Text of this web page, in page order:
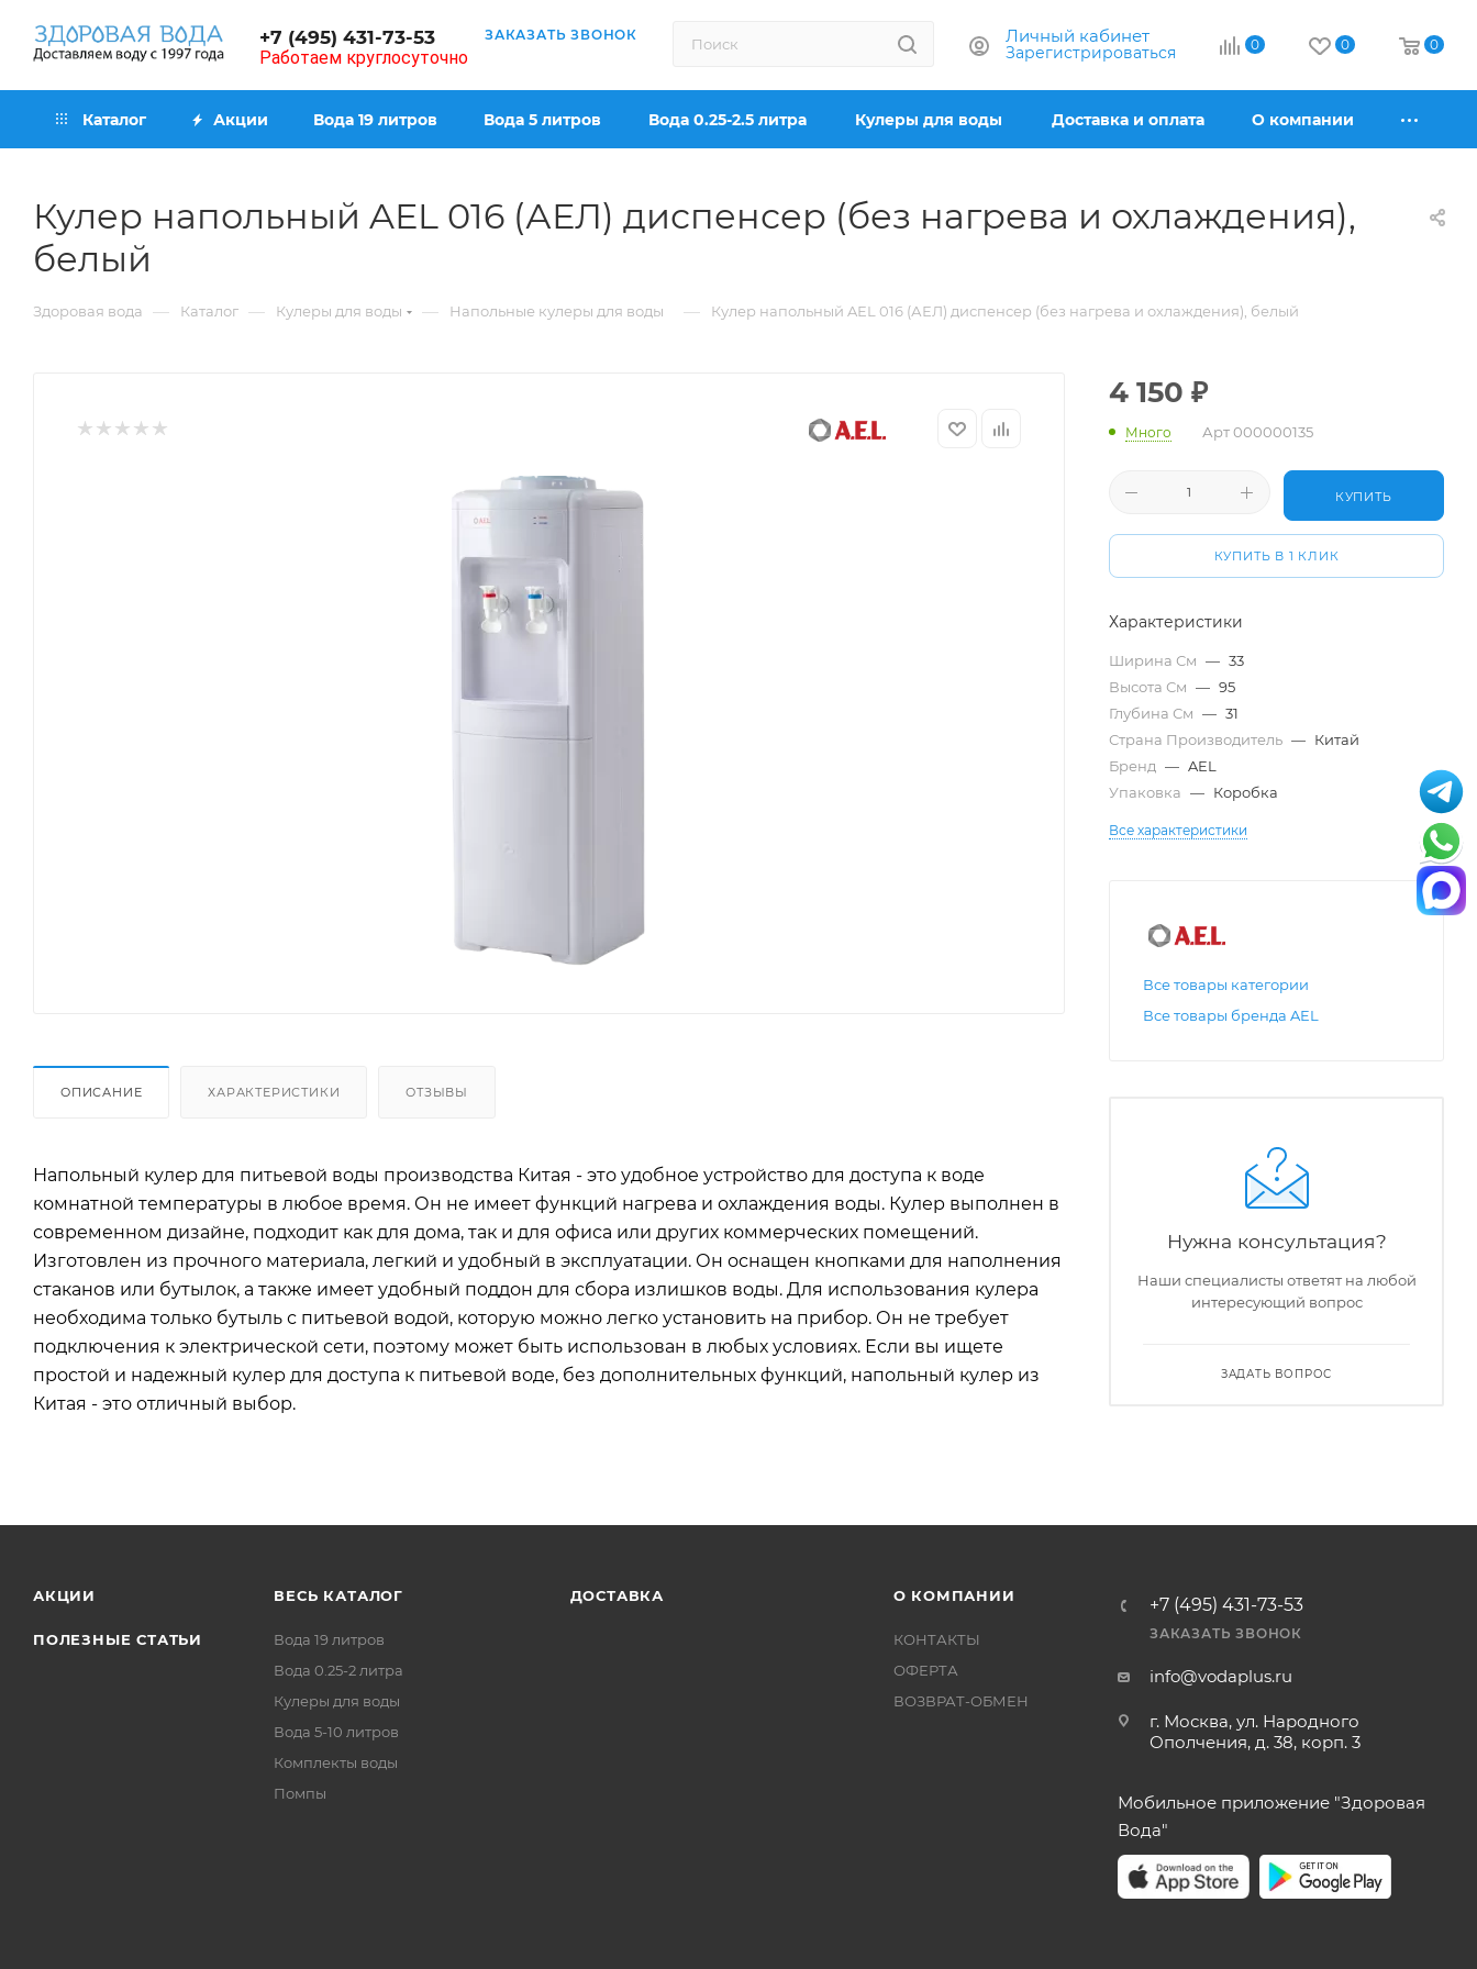
+7 (495) 431-73-53
Работаем круглосуточно
ЗАКАЗАТЬ ЗВОНОК Личный кабинет
Зарегистрироваться 0 0 0
Каталог Акции Вода 19 литров Вода 5 литров Вода 0.25-2.5 литра Кулеры для воды Доставка и оплата О компании
Кулер напольный AЕL 016 (АЕЛ) диспенсер (без нагрева и охлаждения),
белый
Здоровая вода — Каталог — Кулеры для воды — Напольные кулеры для воды — Кулер напольный AЕL 016 (АЕЛ) диспенсер (без нагрева и охлаждения), белый
ОПИСАНИЕ ХАРАКТЕРИСТИКИ ОТЗЫВЫ
Напольный кулер для питьевой воды производства Китая - это удобное устройство для доступа к воде
комнатной температуры в любое время. Он не имеет функций нагрева и охлаждения воды. Кулер выполнен в
современном дизайне, подходит как для дома, так и для офиса или других коммерческих помещений.
Изготовлен из прочного материала, легкий и удобный в эксплуатации. Он оснащен кнопками для наполнения
стаканов или бутылок, а также имеет удобный поддон для сбора излишков воды. Для использования кулера
необходима только бутыль с питьевой водой, которую можно легко установить на прибор. Он не требует
подключения к электрической сети, поэтому может быть использован в любых условиях. Если вы ищете
простой и надежный кулер для доступа к питьевой воде, без дополнительных функций, напольный кулер из
Китая - это отличный выбор.
4 150 ₽
Много Арт000000135
КУПИТЬ
КУПИТЬ В 1 КЛИК
Характеристики
Ширина См — 33
Высота См — 95
Глубина См — 31
Страна Производитель — Китай
Бренд — AEL
Упаковка — Коробка
Все характеристики
Все товары категории
Все товары бренда AEL
Нужна консультация?
Наши специалисты ответят на любой
интересующий вопрос
ЗАДАТЬ ВОПРОС
АКЦИИ
ПОЛЕЗНЫЕ СТАТЬИ
ВЕСЬ КАТАЛОГ
Вода 19 литров
Вода 0.25-2 литра
Кулеры для воды
Вода 5-10 литров
Комплекты воды
Помпы
ДОСТАВКА О КОМПАНИИ
КОНТАКТЫ
ОФЕРТА
ВОЗВРАТ-ОБМЕН
+7 (495) 431-73-53
ЗАКАЗАТЬ ЗВОНОК
info@vodaplus.ru
г. Москва, ул. Народного
Ополчения, д. 38, корп. 3
Мобильное приложение "Здоровая
Вода"